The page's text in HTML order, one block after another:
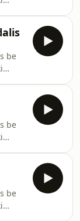
be
be
be